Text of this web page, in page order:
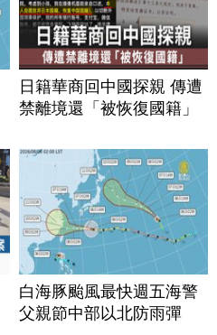
日籍華商回中國探親 傳遭
禁離境還「被恢復國籍」
白海豚颱風最快週五海警
父親節中部以北防雨彈